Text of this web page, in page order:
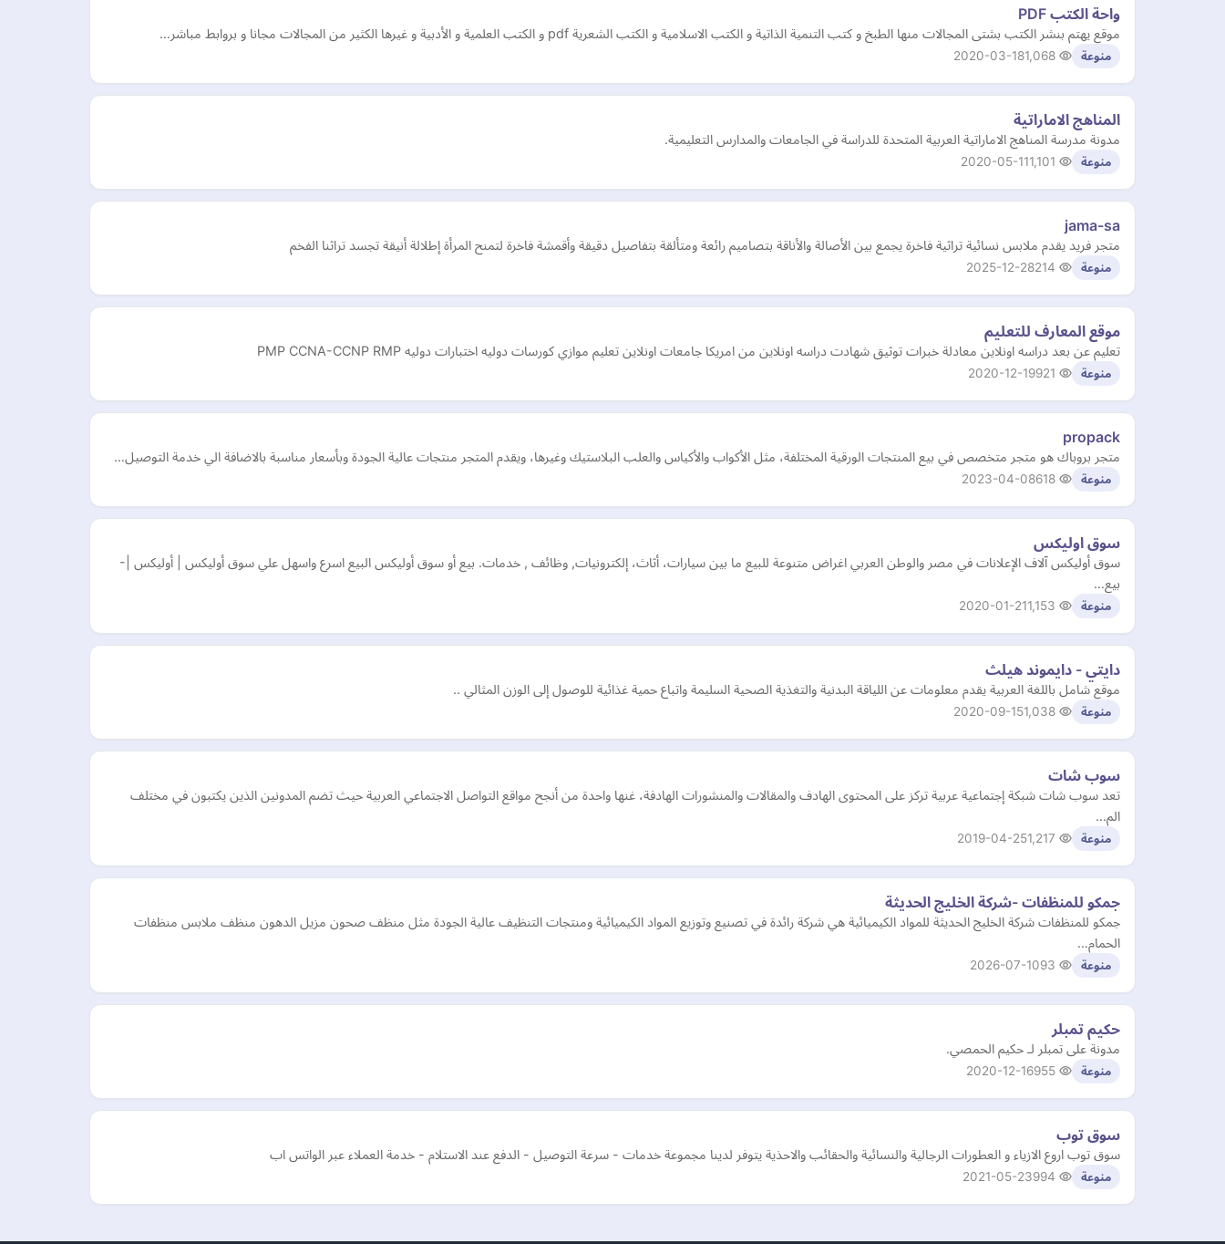
واحة الكتب PDF
موقع يهتم بنشر الكتب بشتى المجالات منها الطبخ و كتب التنمية الذاتية و الكتب الاسلامية و الكتب الشعرية pdf و الكتب العلمية و الأدبية و غيرها الكثير من المجالات مجانا و بروابط مباشر…
منوعة 2020-03-18
المناهج الاماراتية
مدونة مدرسة المناهج الاماراتية العربية المتحدة للدراسة في الجامعات والمدارس التعليمية.
منوعة 2020-05-11
jama-sa
متجر فريد يقدم ملابس نسائية تراثية فاخرة يجمع بين الأصالة والأناقة بتصاميم رائعة ومتألقة بتفاصيل دقيقة وأقمشة فاخرة لتمنح المرأة إطلالة أنيقة تجسد تراثنا الفخم
منوعة 2025-12-28
موقع المعارف للتعليم
تعليم عن بعد دراسه اونلاين معادلة خبرات توثيق شهادت دراسه اونلاين من امريكا جامعات اونلاين تعليم موازي كورسات دوليه اختبارات دوليه PMP CCNA-CCNP RMP
منوعة 2020-12-19
propack
متجر بروباك هو متجر متخصص في بيع المنتجات الورقية المختلفة، مثل الأكواب والأكياس والعلب البلاستيك وغيرها، ويقدم المتجر منتجات عالية الجودة وبأسعار مناسبة بالاضافة الي خدمة التوصيل…
منوعة 2023-04-08
سوق اوليكس
سوق أوليكس آلاف الإعلانات في مصر والوطن العربي اغراض متنوعة للبيع ما بين سيارات، أثاث، إلكترونيات, وظائف , خدمات. بيع أو سوق أوليكس البيع اسرع واسهل علي سوق أوليكس | أوليكس |-
بيع…
منوعة 2020-01-21
دايتي - دايموند هيلث
موقع شامل باللغة العربية يقدم معلومات عن اللياقة البدنية والتغذية الصحية السليمة واتباع حمية غذائية للوصول إلى الوزن المثالي ..
منوعة 2020-09-15
سوب شات
تعد سوب شات شبكة إجتماعية عربية تركز على المحتوى الهادف والمقالات والمنشورات الهادفة، غنها واحدة من أنجح مواقع التواصل الاجتماعي العربية حيث تضم المدونين الذين يكتبون في مختلف
الم…
منوعة 2019-04-25
جمكو للمنظفات -شركة الخليج الحديثة
جمكو للمنظفات شركة الخليج الحديثة للمواد الكيميائية هي شركة رائدة في تصنيع وتوزيع المواد الكيميائية ومنتجات التنظيف عالية الجودة مثل منظف صحون مزيل الدهون منظف ملابس منظفات
الحمام…
منوعة 2026-07-10
حكيم تمبلر
مدونة على تمبلر لـ حكيم الحمصي.
منوعة 2020-12-16
سوق توب
سوق توب اروع الازياء و العطورات الرجالية والنسائية والحقائب والاحذية يتوفر لدينا مجموعة خدمات - سرعة التوصيل - الدفع عند الاستلام - خدمة العملاء عبر الواتس اب
منوعة 2021-05-23